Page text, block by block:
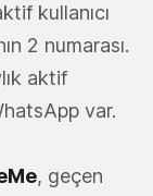
kullanıcı
2 numarası.
aktif
var.
, geçen